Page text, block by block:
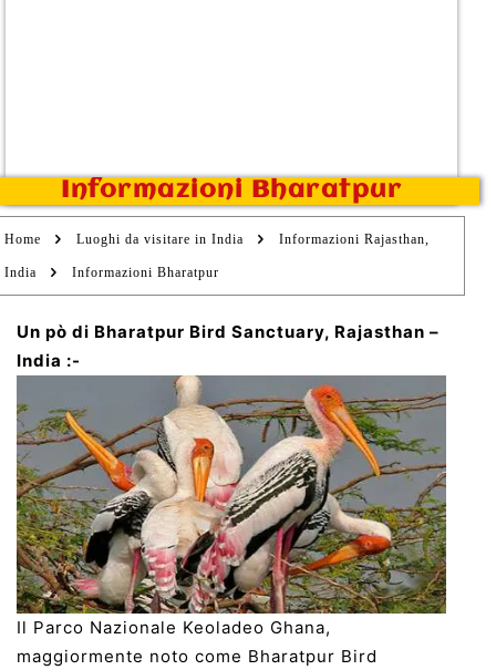
Informazioni Bharatpur
Home Luoghi da visitare in India Informazioni Rajasthan,
India Informazioni Bharatpur
Un pò di Bharatpur Bird Sanctuary, Rajasthan –
India :-
Il Parco Nazionale Keoladeo Ghana,
maggiormente noto come Bharatpur Bird